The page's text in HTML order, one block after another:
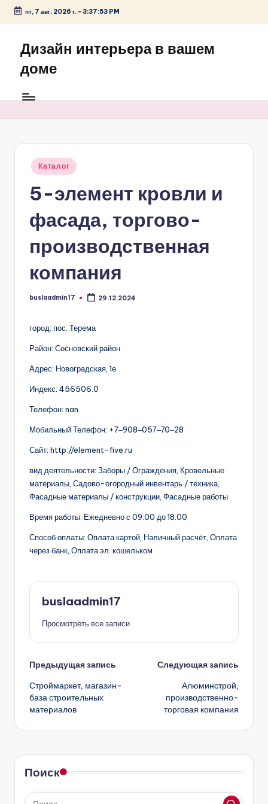
Перейти
содержимому
пт, 7 авг. 2026 г.- 3:37:53 PM
Дизайн интерьера в вашем
доме
Опубликовано
Каталог
5-элемент кровли и
фасада, торгово-
производственная
компания
Запись
buslaadmin17 29.12.2024
город: пос. Терема
Район: Сосновский район
Адрес: Новоградская, 1е
Индекс: 456506.0
Телефон: nan
Мобильный Телефон: +7‒908‒057‒70‒28
Сайт: http://element-five.ru
вид деятельности: Заборы / Ограждения, Кровельные
материалы, Садово-огородный инвентарь / техника,
Фасадные материалы / конструкции, Фасадные работы
Время работы: Ежедневно с 09:00 до 18:00
Способ оплаты: Оплата картой, Наличный расчёт, Оплата
через банк, Оплата эл. кошельком
buslaadmin17
Просмотреть все записи
Навигация
записи
Предыдущая запись
Строймаркет, магазин-
база строительных
материалов
Следующая запись
Алюминстрой,
производственно-
торговая компания
Поиск